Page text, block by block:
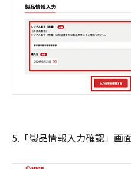
5.「製品情報入力確認」画